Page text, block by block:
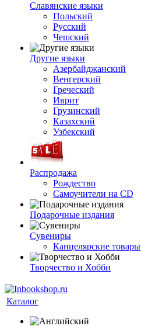
Славянские языки
Польский
Русский
Чешский
Другие языки
Азербайджанский
Венгерский
Греческий
Иврит
Грузинский
Казахский
Узбекский
Распродажа
Рождество
Самоучители на CD
Подарочные издания
Сувениры
Канцелярские товары
Творчество и Хобби
Каталог